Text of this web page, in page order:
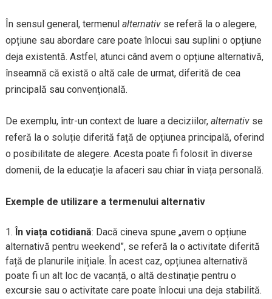
În sensul general, termenul alternativse referă la o alegere,
opțiune sau abordare care poate înlocui sau suplini o opțiune
deja existentă. Astfel, atunci când avem o opțiune alternativă,
înseamnă că există o altă cale de urmat, diferită de cea
principală sau convențională.
De exemplu, într-un context de luare a deciziilor, alternativse
referă la o soluție diferită față de opțiunea principală, oferind
o posibilitate de alegere. Acesta poate fi folosit în diverse
domenii, de la educație la afaceri sau chiar în viața personală.
Exemple de utilizare a termenului alternativ
În viața cotidiană: Dacă cineva spune „avem o opțiune
alternativă pentru weekend”, se referă la o activitate diferită
față de planurile inițiale. În acest caz, opțiunea alternativă
poate fi un alt loc de vacanță, o altă destinație pentru o
excursie sau o activitate care poate înlocui una deja stabilită.